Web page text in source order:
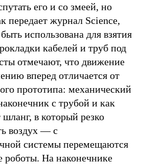
его и со змеей, но
передает журнал Science,
использована для взятия
кабелей и труб под
отмечают, что движение
вперед отличается от
прототипа: механический
с трубой и как
шланг, в который резко
воздух — с
системы перемещаются
роботы. На наконечнике